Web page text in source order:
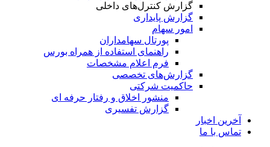
گزارش کنترل‌های داخلی
گزارش پایداری
امور سهام
پورتال سهامداران
راهنمای استفاده از همراه بورس
فرم اعلام مشخصات
گزارش‌های تخصصی
حاکمیت شرکتی
منشور اخلاق و رفتار حرفه­ ای
گزارش تفسیری
آخرین اخبار
تماس با ما